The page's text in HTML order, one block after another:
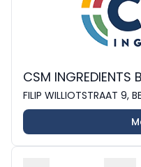
CSM INGREDIENTS
FILIP WILLIOTSTRAAT 9,